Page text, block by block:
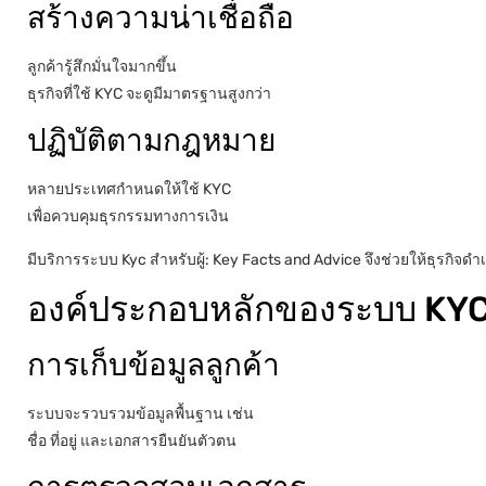
สร้างความน่าเชื่อถือ
ลูกค้ารู้สึกมั่นใจมากขึ้น
ธุรกิจที่ใช้ KYC จะดูมีมาตรฐานสูงกว่า
ปฏิบัติตามกฎหมาย
หลายประเทศกำหนดให้ใช้ KYC
เพื่อควบคุมธุรกรรมทางการเงิน
มีบริการระบบ Kyc สำหรับผู้: Key Facts and Advice จึงช่วยให้ธุรกิจด
องค์ประกอบหลักของระบบ
การเก็บข้อมูลลูกค้า
ระบบจะรวบรวมข้อมูลพื้นฐาน เช่น
ชื่อ ที่อยู่ และเอกสารยืนยันตัวตน